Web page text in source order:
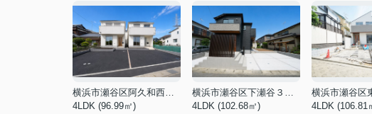
横浜市瀬谷区阿久和西４丁目
4LDK (96.99㎡)
横浜市瀬谷区下瀬谷３丁目
4LDK (102.68㎡)
横浜市瀬谷区
4LDK (106.81